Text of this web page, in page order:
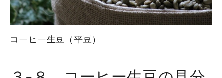
コーヒー生豆（平豆）